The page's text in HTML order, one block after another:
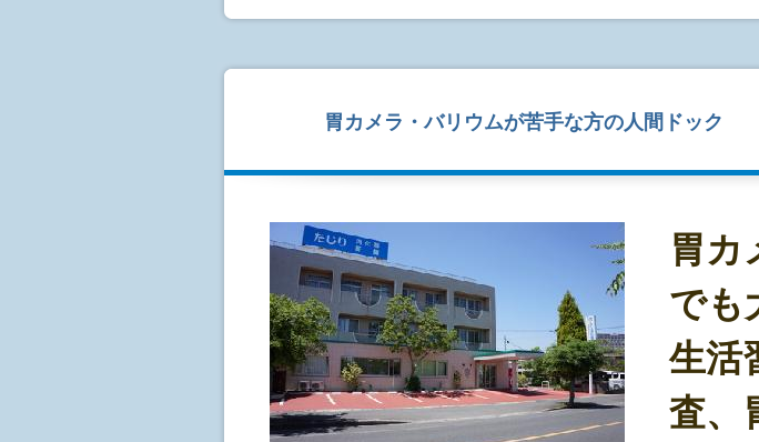
る確率は
中1人の
また、一
おける「
があると
●「ラン
「ランク
この検査
るか否か
査で調
罹るリス
■ 下記予
い。
胃カメラ・バリウムが苦手な方の人間ドック
胃カ
でも
生活
査、